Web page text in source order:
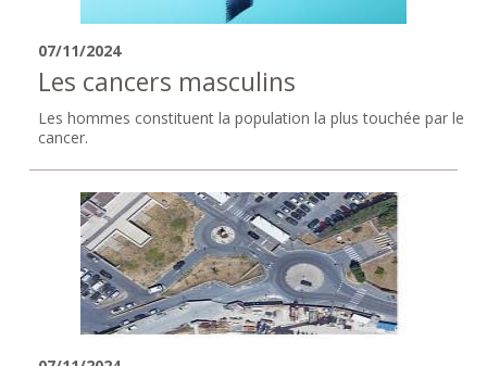
07/11/2024
Les cancers masculins
Les hommes constituent la population la plus touchée par le
cancer.